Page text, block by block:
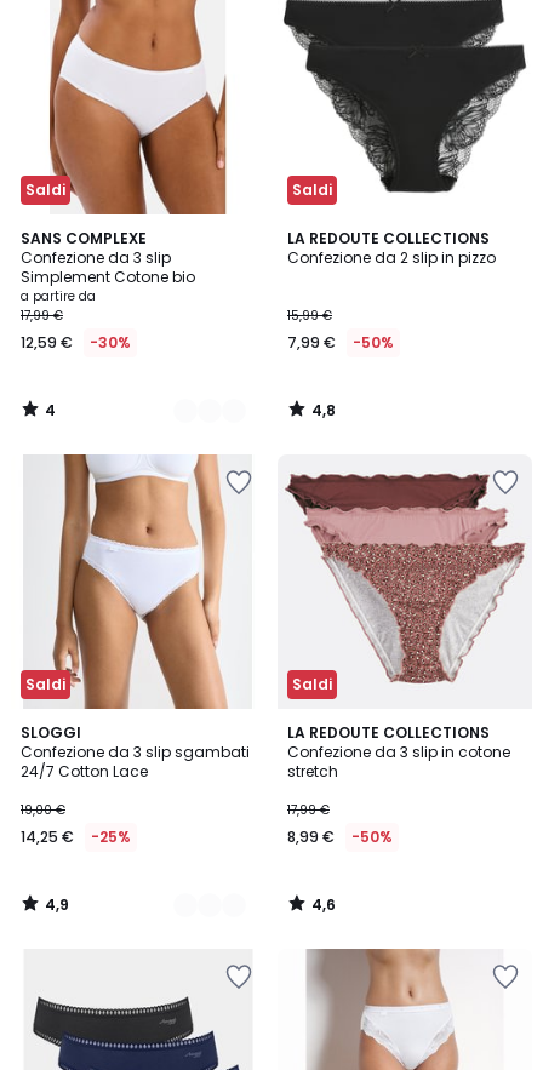
Saldi
SANS COMPLEXE
Confezione da 3 slip
Simplement Cotone bio
a partire da
17,99 €
12,59 € -30%
4
/
5
3
Colori
4
/
Saldi
LA REDOUTE COLLECTIONS
Confezione da 2 slip in pizzo
15,99 €
7,99 € -50%
4,8
/ 5
4,8
/
Saldi
SLOGGI
Confezione da 3 slip sgambati
24/7 Cotton Lace
19,00 €
14,25 € -25%
4,9
/ 5
2
Colori
4,9
/
Saldi
LA REDOUTE COLLECTIONS
Confezione da 3 slip in cotone
stretch
17,99 €
8,99 € -50%
4,6
/ 5
4,6
/